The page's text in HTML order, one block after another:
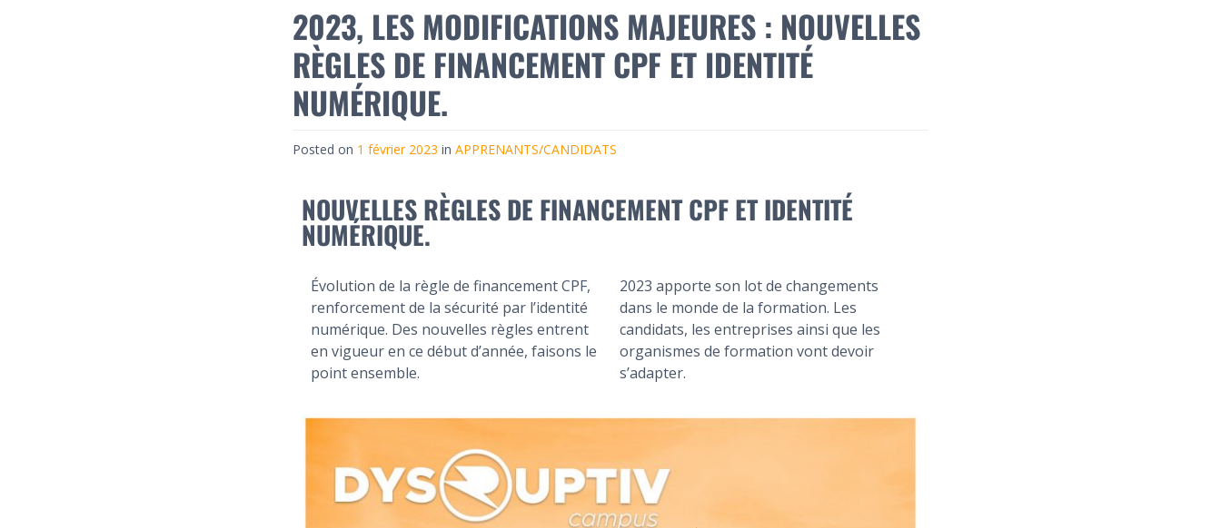
2023, LES MODIFICATIONS MAJEURES : NOUVELLES
RÈGLES DE FINANCEMENT CPF ET IDENTITÉ
NUMÉRIQUE.
Posted on 1 février 2023 in APPRENANTS/CANDIDATS
NOUVELLES RÈGLES DE FINANCEMENT CPF ET IDENTITÉ
NUMÉRIQUE.
Évolution de la règle de financement CPF,
renforcement de la sécurité par l’identité
numérique. Des nouvelles règles entrent
en vigueur en ce début d’année, faisons le
point ensemble.
2023 apporte son lot de changements
dans le monde de la formation. Les
candidats, les entreprises ainsi que les
organismes de formation vont devoir
s’adapter.